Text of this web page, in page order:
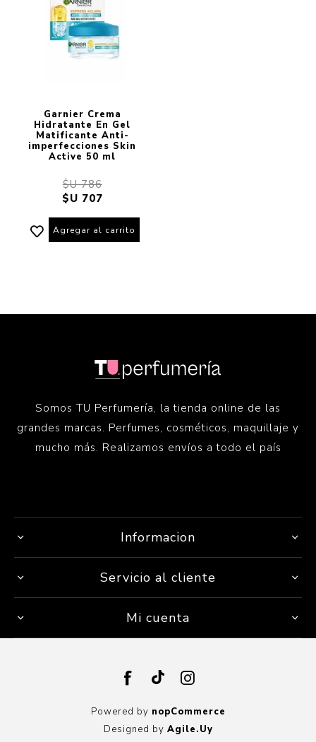
Garnier Crema
Hidratante En Gel
Matificante Anti-
imperfecciones Skin
Active 50 ml
$U 786
$U 707
Agregar al carrito
Somos TU Perfumería, la tienda online de las
grandes marcas. Perfumes, cosméticos, maquillaje y
mucho más. Realizamos envíos a todo el país
Informacion
Servicio al cliente
Mi cuenta
Powered by nopCommerce
Designed by Agile.Uy